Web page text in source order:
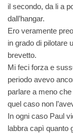
il secondo, da li a
dall’hangar.
Ero veramente
in grado di pilotare
brevetto.
Mi feci forza e
periodo avevo
parlare a meno
quel caso non
In ogni caso Paul
labbra capì quanto